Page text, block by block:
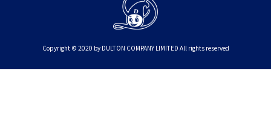
Copyright © 2020 by DULTON COMPANY LIMITED All rights reserved